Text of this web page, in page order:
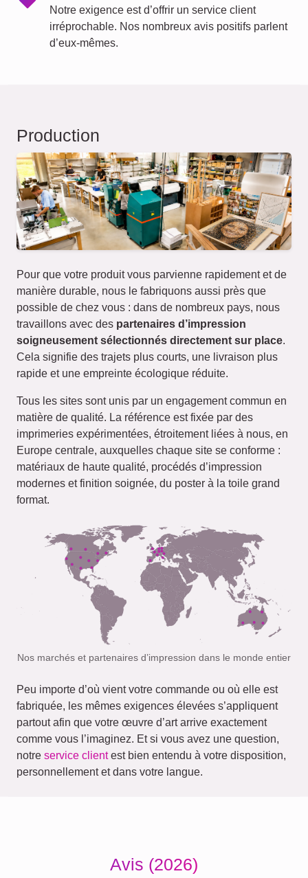
Notre exigence est d’offrir un service client
irréprochable. Nos nombreux avis positifs parlent
d’eux-mêmes.
Production
Pour que votre produit vous parvienne rapidement et de
manière durable, nous le fabriquons aussi près que
possible de chez vous : dans de nombreux pays, nous
travaillons avec des partenaires d’impression
soigneusement sélectionnés directement sur place.
Cela signifie des trajets plus courts, une livraison plus
rapide et une empreinte écologique réduite.
Tous les sites sont unis par un engagement commun en
matière de qualité. La référence est fixée par des
imprimeries expérimentées, étroitement liées à nous, en
Europe centrale, auxquelles chaque site se conforme :
matériaux de haute qualité, procédés d’impression
modernes et finition soignée, du poster à la toile grand
format.
Nos marchés et partenaires d’impression dans le monde entier
Peu importe d’où vient votre commande ou où elle est
fabriquée, les mêmes exigences élevées s’appliquent
partout afin que votre œuvre d’art arrive exactement
comme vous l’imaginez. Et si vous avez une question,
notre service clientest bien entendu à votre disposition,
personnellement et dans votre langue.
Avis (2026)